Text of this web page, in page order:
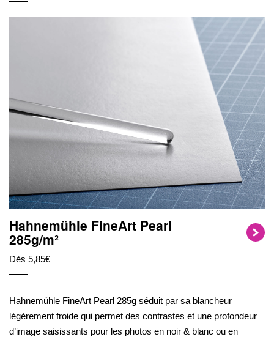
Hahnemühle FineArt Pearl
285g/m²
Dès 5,85€
Hahnemühle FineArt Pearl 285g séduit par sa blancheur
légèrement froide qui permet des contrastes et une profondeur
d’image saisissants pour les photos en noir & blanc ou en